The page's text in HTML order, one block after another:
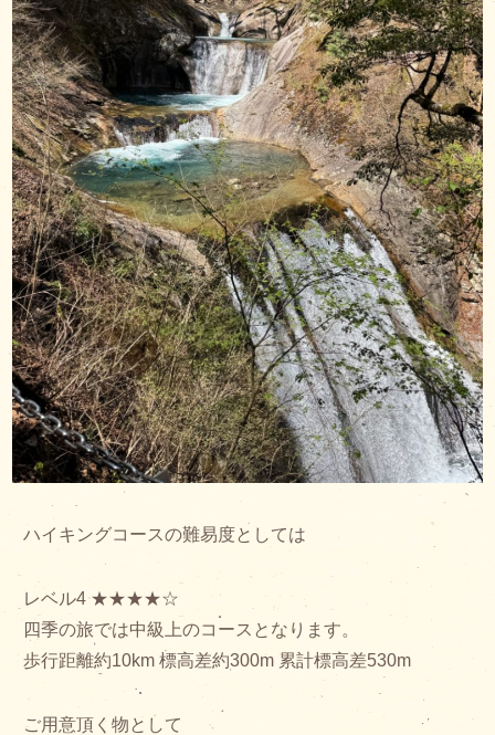
ハイキングコースの難易度としては
レベル4 ★★★★☆
四季の旅では中級上のコースとなります。
歩行距離約10km 標高差約300m 累計標高差530m
ご用意頂く物として